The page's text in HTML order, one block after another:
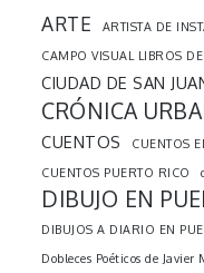
ARTE
ARTISTA DE
CAMPO VISUAL LIBROS
CIUDAD DE SAN
CRÓNICA
CUENTOS
CUENTOS
CUENTOS PUERTO RICO
DIBUJO EN
DIBUJOS A DIARIO EN
Dobleces Poéticos de Javier